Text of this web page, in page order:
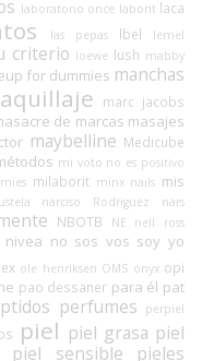
laboratorio once laborit laca
las pepas lbel lemel
criterio loewe lush mabby
for dummies manchas
marc jacobs
de marcas masajes
maybelline Medicube
mi voto no es positivo
mies milaborit minx nails mis
narciso Rodriguez nars
NBOTB NE nell ross
nivea no sos vos soy yo
ole henriksen OMS onyx opi
pao dessaner para él pat
perfumes
perpiel
piel piel grasa piel
piel sensible
pieles